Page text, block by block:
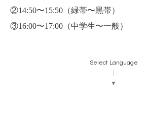
②14:50〜15:50（緑帯〜黒帯）
③16:00〜17:00（中学生〜一般）
Select Language
▼